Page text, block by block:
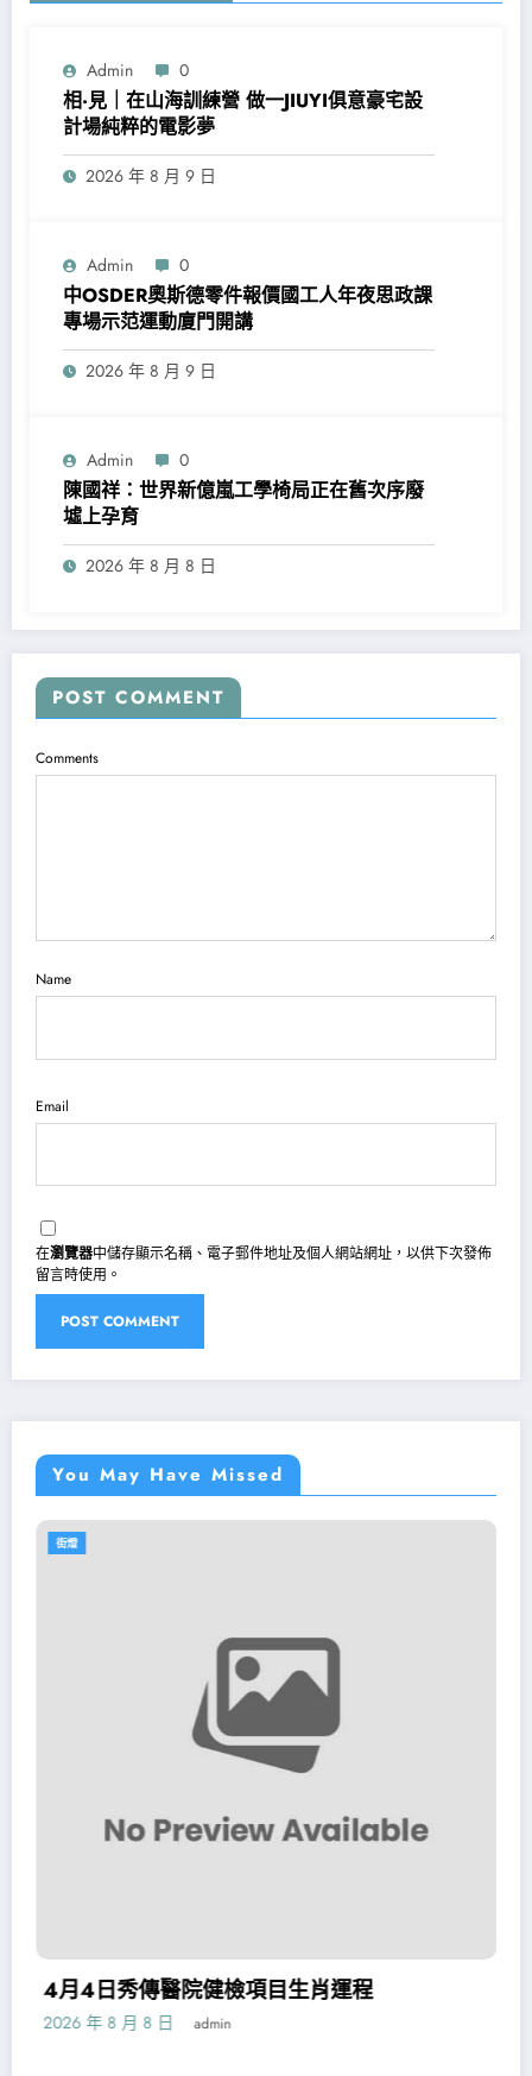
Admin 0
相·見｜在山海訓練營 做一JIUYI俱意豪宅設
計場純粹的電影夢
2026 年 8 月 9 日
Admin 0
中OSDER奧斯德零件報價國工人年夜思政課
專場示范運動廈門開講
2026 年 8 月 9 日
Admin 0
陳國祥：世界新億嵐工學椅局正在舊次序廢
墟上孕育
2026 年 8 月 8 日
POST COMMENT
Comments
Name
Email
在瀏覽器中儲存顯示名稱、電子郵件地址及個人網站網址，以供下次發佈
留言時使用。
You May Have Missed
日秀傳醫院健檢項目生肖運程
年 8 月 8 日 admin